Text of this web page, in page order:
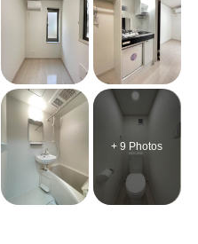
+ 9 Photos